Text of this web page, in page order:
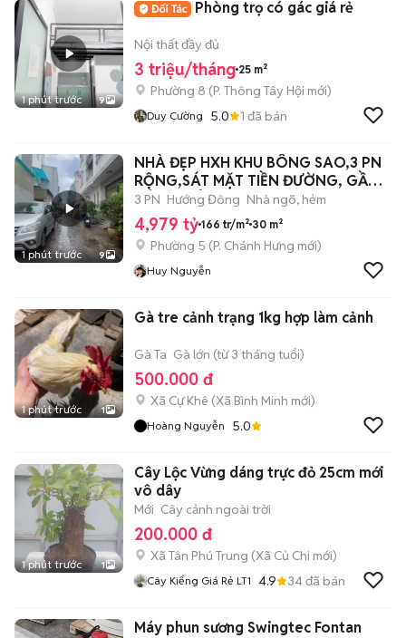
1 phút trước 9
Phòng trọ có gác giá rẻ
Nội thất đầy đủ
3 triệu/tháng 25 m²
Phường 8 (P. Thông Tây Hội mới)
Duy Cường 5.0 1 đã bán
1 phút trước 9
NHÀ ĐẸP HXH KHU BÔNG SAO,3 PN
RỘNG,SÁT MẶT TIỀN ĐƯỜNG, GẦN
CÔNG VIÊN
3 PN Hướng Đông Nhà ngõ, hẻm
4,979 tỷ 166 tr/m² 30 m²
Phường 5 (P. Chánh Hưng mới)
Huy Nguyễn
1 phút trước 1
Gà tre cảnh trạng 1kg hợp làm cảnh
Gà Ta Gà lớn (từ 3 tháng tuổi)
500.000 đ
Xã Cự Khê (Xã Bình Minh mới)
Hoàng Nguyễn 5.0
1 phút trước 1
Cây Lộc Vừng dáng trực đỏ 25cm mới
vô dây
Mới Cây cảnh ngoài trời
200.000 đ
Xã Tân Phú Trung (Xã Củ Chi mới)
Cây Kiểng Giá Rẻ LT1 4.9 34đã bán
Máy phun sương Swingtec Fontan